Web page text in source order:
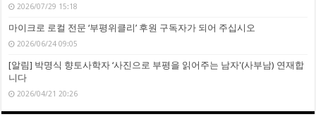
2026/07/29 15:18
마이크로 로컬 전문 ‘부평위클리’ 후원 구독자가 되어 주십시오
2026/06/24 09:05
[알림] 박명식 향토사학자 ‘사진으로 부평을 읽어주는 남자'(사부남) 연재합
니다
2026/04/21 20:26